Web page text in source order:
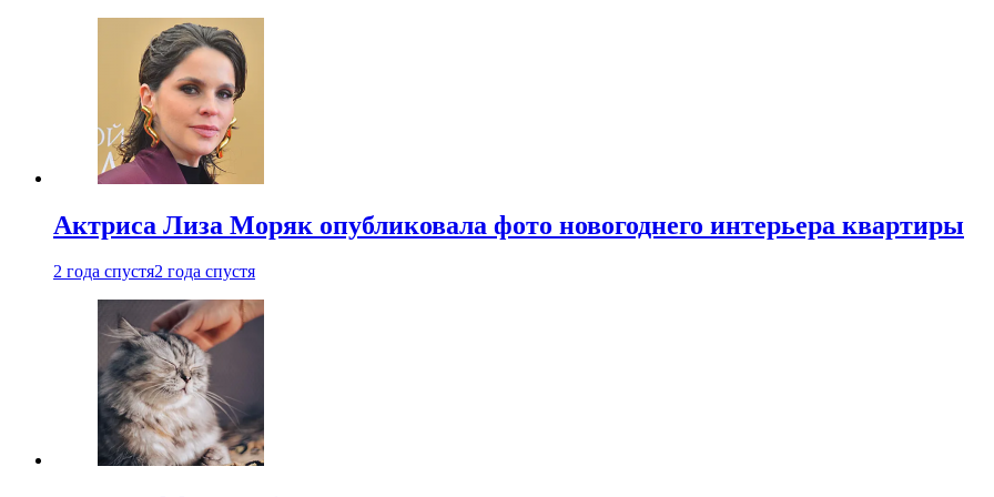
Актриса Лиза Моряк опубликовала фото новогоднего интерьера квартиры
2 года спустя2 года спустя